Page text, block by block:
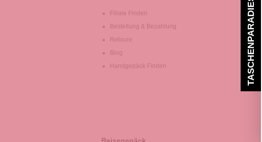
Filiale Finden
Bestellung & Bezahlung
Retoure
Blog
Handgepäck Finden
TASCHENPARADIES